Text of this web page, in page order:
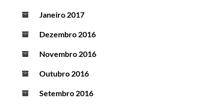
Janeiro 2017
Dezembro 2016
Novembro 2016
Outubro 2016
Setembro 2016